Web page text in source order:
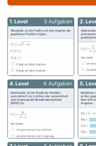
1. Level 5 Aufgaben 2.
4. Level 6 Aufgaben 5.